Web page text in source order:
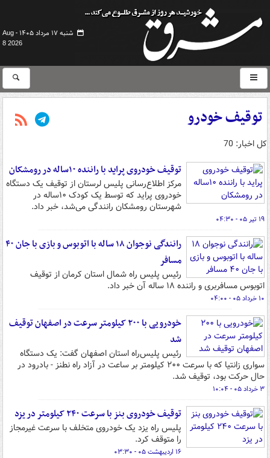
شنبه ۱۷ مرداد ۱۴۰۵ -
Aug
8 2026
توقیف خودرو
کل اخبار: 70
توقیف خودروی پراید با راننده ۱۰ساله در رومشکان
مرکز اطلاع‌رسانی پلیس لرستان از توقیف یک دستگاه
خودروی پراید که توسط یک کودک ۱۰ساله در
شهرستان رومشکان رانندگی می‌شد، خبر داد.
۱۹ تیر ۰۵ - ۰۴:۳۰
رانندگی نوجوان ۱۸ ساله با اتوبوس و بازی با جان ۴۰
مسافر
رئیس پلیس راه شمال استان کرمان از توقیف
اتوبوس مسافربری و راننده ۱۸ ساله آن خبر داد.
۱۰ خرداد ۰۵ - ۰۴:۰۰
خودرویی با ۲۰۰ کیلومتر سرعت در اصفهان توقیف
شد
رئیس پلیس‌راه استان اصفهان گفت: یک دستگاه
سواری زانتیا که با سرعت ۲۰۰ کیلومتر بر ساعت در آزاد راه نطنز - بادرود در
حال حرکت بود، توقیف شد.
۳ خرداد ۰۵ - ۱۰:۰۴
توقیف خودروی بنز با سرعت ۲۴۰ کیلومتر در یزد
پلیس راه یزد یک خودروی متخلف با سرعت غیرمجاز
را متوقف کرد.
۱۶ اردیبهشت ۰۵ - ۰۳:۳۰